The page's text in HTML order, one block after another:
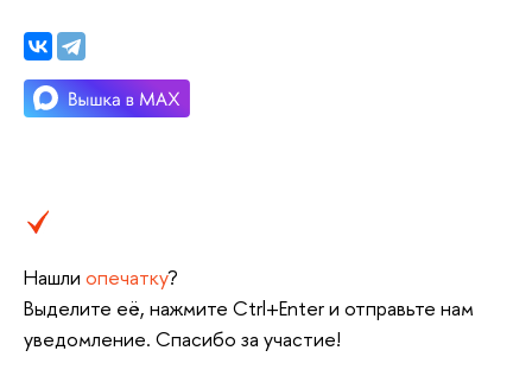
Нашли опечатку?
Выделите её, нажмите Ctrl+Enter и отправьте нам
уведомление. Спасибо за участие!